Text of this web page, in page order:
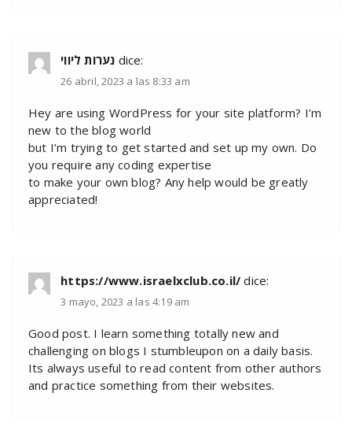
נערות ליווי dice:
26 abril, 2023 a las 8:33 am
Hey are using WordPress for your site platform? I’m
new to the blog world
but I’m trying to get started and set up my own. Do
you require any coding expertise
to make your own blog? Any help would be greatly
appreciated!
https://www.israelxclub.co.il/ dice:
3 mayo, 2023 a las 4:19 am
Good post. I learn something totally new and
challenging on blogs I stumbleupon on a daily basis.
Its always useful to read content from other authors
and practice something from their websites.